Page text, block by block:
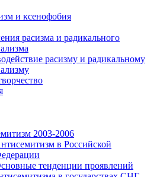
и ксенофобия
расизма и радикального
расизму и радикальному
2003-2006
в Российской
тенденции проявлений